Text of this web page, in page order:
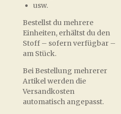
usw.
Bestellst du mehrere
Einheiten, erhältst du den
Stoff – sofern verfügbar –
am Stück.
Bei Bestellung mehrerer
Artikel werden die
Versandkosten
automatisch angepasst.